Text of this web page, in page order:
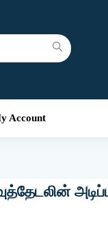
Account